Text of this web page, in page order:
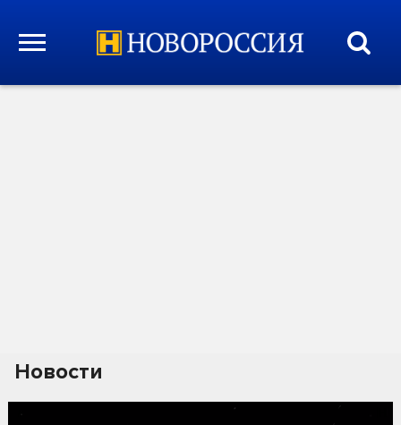
Новости